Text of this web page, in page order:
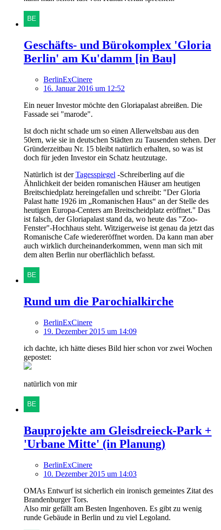
Geschäfts- und Bürokomplex 'Gloria
Berlin' am Ku'damm [in Bau]
BerlinExCinere
16. Januar 2016 um 12:52
Ein neuer Investor möchte den Gloriapalast abreißen. Die
Fassade sei "marode".
Ist doch nicht schade um so einen Allerweltsbau aus den
50ern, wie sie in deutschen Städten zu Tausenden stehen. Der
Gründerzeitbau Nr. 15 bleibt natürlich erhalten, so was ist
doch für jeden Investor ein Schatz heutzutage.
Natürlich ist derTagesspiegel -Schreiberling auf die
Ähnlichkeit der beiden romanischen Häuser am heutigen
Breitschiedplatz hereingefallen und schreibt: "Der Gloria
Palast hatte 1926 im „Romanischen Haus“ an der Stelle des
heutigen Europa-Centers am Breitscheidplatz eröffnet." Das
ist falsch, der Gloriapalast stand da, wo heute das "Zoo-
Fenster"-Hochhaus steht. Witzigerweise ist genau da jetzt das
Romanische Cafe wiedereröffnet worden. Da kann man aber
auch wirklich durcheinanderkommen, wenn man sich mit
dem alten Berlin nur oberflächlich befasst.
Rund um die Parochialkirche
BerlinExCinere
19. Dezember 2015 um 14:09
ich dachte, ich hätte dieses Bild hier schon vor zwei Wochen
gepostet:
natürlich von mir
Bauprojekte am Gleisdreieck-Park +
'Urbane Mitte' (in Planung)
BerlinExCinere
10. Dezember 2015 um 14:03
OMAs Entwurf ist sicherlich ein ironisch gemeintes Zitat des
Brandenburger Tors.
Also mir gefällt am Besten Ingenhoven. Es gibt zu wenig
runde Gebäude in Berlin und zu viel Legoland.